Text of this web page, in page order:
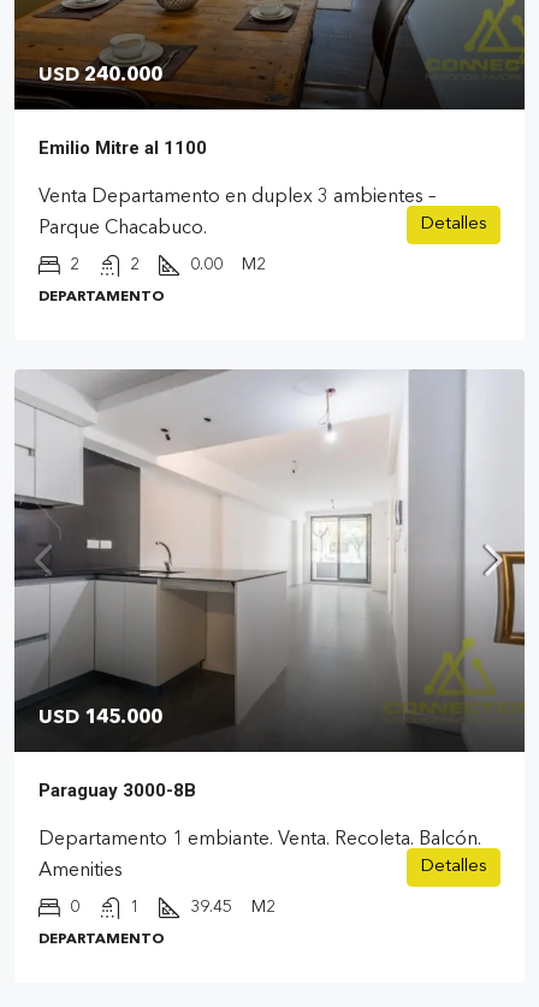
USD 240.000
Emilio Mitre al 1100
Venta Departamento en duplex 3 ambientes –
Parque Chacabuco.
2 2 0.00 M2
DEPARTAMENTO
Detalles
USD 145.000
Paraguay 3000-8B
Departamento 1 embiante. Venta. Recoleta. Balcón.
Amenities
0 1 39.45 M2
DEPARTAMENTO
Detalles